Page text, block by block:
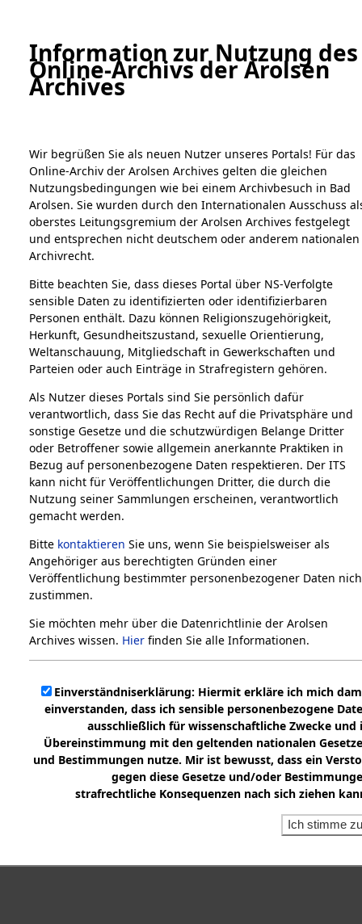
Digital Collections Online
Bestandsbeschreibung
Archivale
Übersicht
Bestände
1.
Inhaftierungsdokumente
5. Verschiedenes
Einen Kommentar
schreiben →
Information zur Nutzung des
Online-Archivs der Arolsen
Archives
Wir begrüßen Sie als neuen Nutzer unseres Portals! Für das
Online-Archiv der Arolsen Archives gelten die gleichen
Nutzungsbedingungen wie bei einem Archivbesuch in Bad
Arolsen. Sie wurden durch den Internationalen Ausschuss
oberstes Leitungsgremium der Arolsen Archives festgelegt
und entsprechen nicht deutschem oder anderem nationalen
Archivrecht.
Bitte beachten Sie, dass dieses Portal über NS-Verfolgte
sensible Daten zu identifizierten oder identifizierbaren
Personen enthält. Dazu können Religionszugehörigkeit,
Herkunft, Gesundheitszustand, sexuelle Orientierung,
Weltanschauung, Mitgliedschaft in Gewerkschaften und
Parteien oder auch Einträge in Strafregistern gehören.
Als Nutzer dieses Portals sind Sie persönlich dafür
verantwortlich, dass Sie das Recht auf die Privatsphäre und
sonstige Gesetze und die schutzwürdigen Belange Dritter
oder Betroffener sowie allgemein anerkannte Praktiken in
Bezug auf personenbezogene Daten respektieren. Der ITS
kann nicht für Veröffentlichungen Dritter, die durch die
Nutzung seiner Sammlungen erscheinen, verantwortlich
gemacht werden.
Bitte kontaktieren Sie uns, wenn Sie beispielsweiser als
Angehöriger aus berechtigten Gründen einer
Veröffentlichung bestimmter personenbezogener Daten
zustimmen.
Sie möchten mehr über die Datenrichtlinie der Arolsen
Archives wissen. Hier finden Sie alle Informationen.
Einverständniserklärung: Hiermit erkläre ich mich
einverstanden, dass ich sensible personenbezogene
ausschließlich für wissenschaftliche Zwecke und
Übereinstimmung mit den geltenden nationalen
und Bestimmungen nutze. Mir ist bewusst, dass ein
gegen diese Gesetze und/oder
strafrechtliche Konsequenzen nach sich ziehen
Ich stimme